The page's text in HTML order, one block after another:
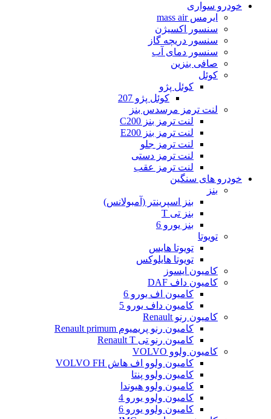
خودرو سواری
ایرمس mass air
سنسور اکسیژن
سنسور دریچه گاز
سنسور دمای آب
صافی بنزین
کوئل
کوئل پژو
کوئل پژو 207
لنت ترمز مرسدس بنز
لنت ترمز بنز C200
لنت ترمز بنز E200
لنت ترمز جلو
لنت ترمز دستی
لنت ترمز عقب
خودرو های سنگین
بنز
بنز اسپرینتر (آمبولانس)
بنز تی T
بنز یورو 6
تویوتا
تویوتا هایس
تویوتا هایلوکس
کامیون ایسوز
کامیون داف DAF
کامیون اف یورو 6
کامیون داف یورو 5
کامیون رنو Renault
کامیون رنو پریمیوم Renault primum
کامیون رنو تی Renault T
کامیون ولوو VOLVO
کامیون ولوو اف هاش VOLVO FH
کامیون ولوو پنتا
کامیون ولوو هیوندا
کامیون ولوو یورو 4
کامیون ولوو یورو 6